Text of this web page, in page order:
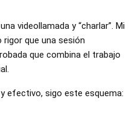
videollamada y “charlar”. Mi
que una sesión
que combina el trabajo
efectivo, sigo este esquema: